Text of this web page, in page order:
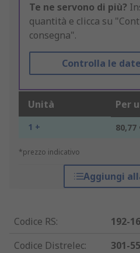
Te ne servono di più?
quantità e clicca su
consegna".
Controlla le
Unità Per
1 + 80,77
*prezzo indicativo
Aggiungi
Codice RS:
192-
Codice Distrelec:
301-